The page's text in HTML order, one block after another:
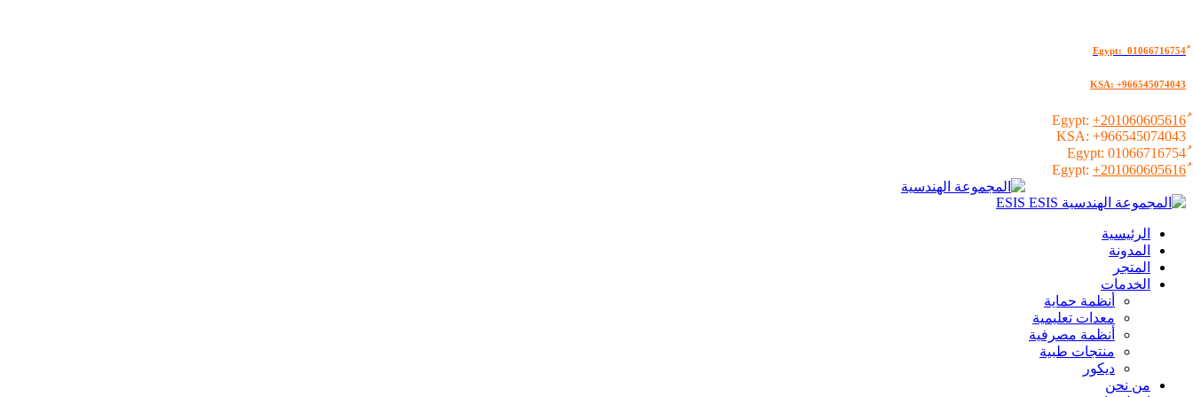
KSA: +966545074043
+201060605616
KSA: +966545074043
01066716754
+201060605616
الرئيسية
المدونة
المتجر
الخدمات
أنظمة حماية
معدات تعليمية
أنظمة مصرفية
منتجات طبية
ديكور
من نحن